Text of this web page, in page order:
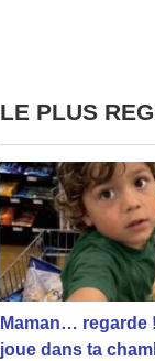
LE PLUS
Maman… regarde
joue dans ta